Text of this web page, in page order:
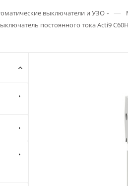
выключатели и УЗО —
постоянного тока Acti9